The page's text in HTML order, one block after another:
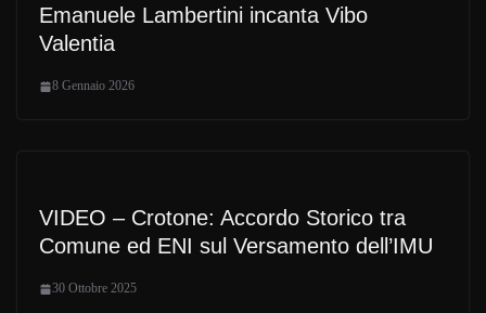
Emanuele Lambertini incanta Vibo
Valentia
8 Gennaio 2026
VIDEO – Crotone: Accordo Storico tra
Comune ed ENI sul Versamento dell’IMU
30 Ottobre 2025